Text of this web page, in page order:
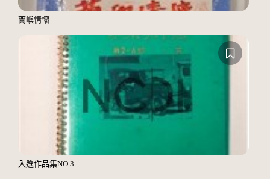
蘭嶼情懷
入選作品集NO.3